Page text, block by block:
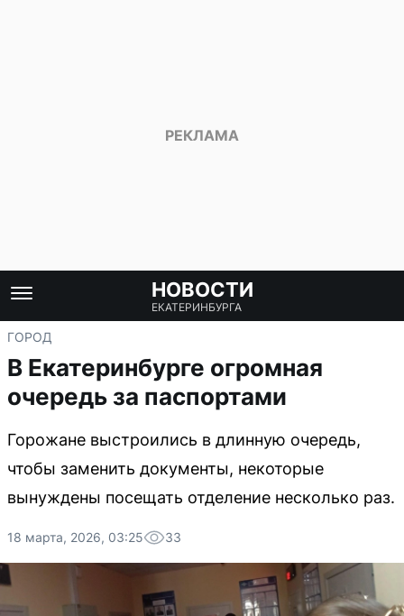
НОВОСТИ
ЕКАТЕРИНБУРГА
ГОРОД
В Екатеринбурге огромная
очередь за паспортами
Горожане выстроились в длинную очередь,
чтобы заменить документы, некоторые
вынуждены посещать отделение несколько раз.
18 марта, 2026, 03:25 33